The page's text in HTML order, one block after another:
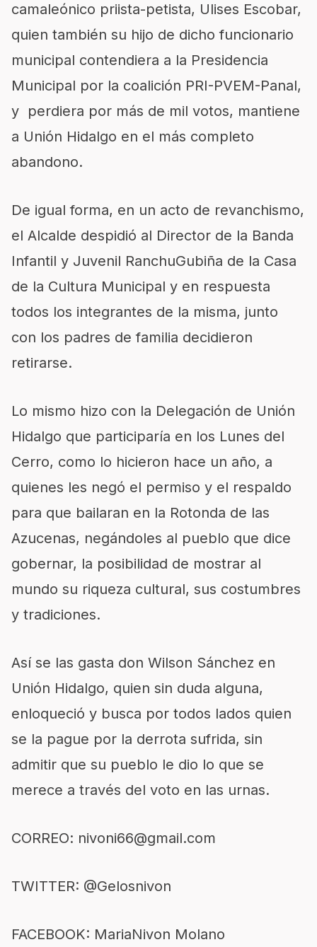
camaleónico priista-petista, Ulises Escobar,
quien también su hijo de dicho funcionario
municipal contendiera a la Presidencia
Municipal por la coalición PRI-PVEM-Panal,
y perdiera por más de mil votos, mantiene
a Unión Hidalgo en el más completo
abandono.
De igual forma, en un acto de revanchismo,
el Alcalde despidió al Director de la Banda
Infantil y Juvenil RanchuGubiña de la Casa
de la Cultura Municipal y en respuesta
todos los integrantes de la misma, junto
con los padres de familia decidieron
retirarse.
Lo mismo hizo con la Delegación de Unión
Hidalgo que participaría en los Lunes del
Cerro, como lo hicieron hace un año, a
quienes les negó el permiso y el respaldo
para que bailaran en la Rotonda de las
Azucenas, negándoles al pueblo que dice
gobernar, la posibilidad de mostrar al
mundo su riqueza cultural, sus costumbres
y tradiciones.
Así se las gasta don Wilson Sánchez en
Unión Hidalgo, quien sin duda alguna,
enloqueció y busca por todos lados quien
se la pague por la derrota sufrida, sin
admitir que su pueblo le dio lo que se
merece a través del voto en las urnas.
CORREO: nivoni66@gmail.com
TWITTER: @Gelosnivon
FACEBOOK: MariaNivon Molano